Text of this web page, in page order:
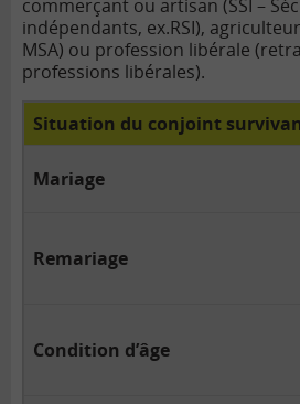
commerçant ou artisan (SSI –
indépendants, ex.RSI),
MSA) ou profession libérale
professions libérales).
Situation du conjoint
Mariage
Remariage
Condition d’âge